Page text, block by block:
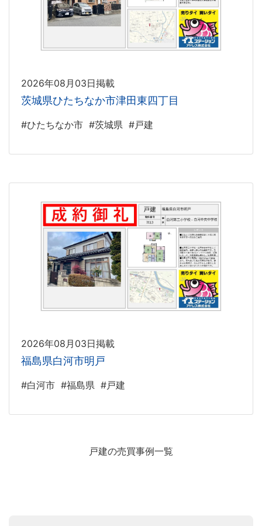
2026年08月03日掲載
茨城県ひたちなか市津田東四丁目
#ひたちなか市 #茨城県 #戸建
2026年08月03日掲載
福島県白河市明戸
#白河市 #福島県 #戸建
戸建の売買事例一覧